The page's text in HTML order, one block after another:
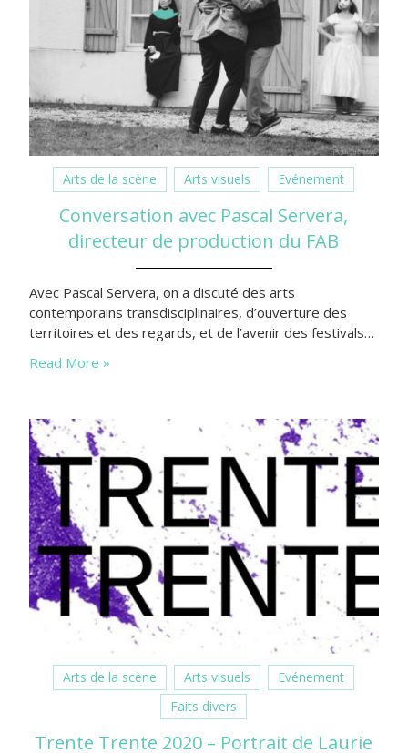
Arts de la scène Arts visuels Evénement
Conversation avec Pascal Servera,
directeur de production du FAB
Avec Pascal Servera, on a discuté des arts
contemporains transdisciplinaires, d’ouverture des
territoires et des regards, et de l’avenir des festivals…
Read More »
Arts de la scène Arts visuels
Evénement
Faits divers
Trente Trente 2020 – Portrait de Laurie